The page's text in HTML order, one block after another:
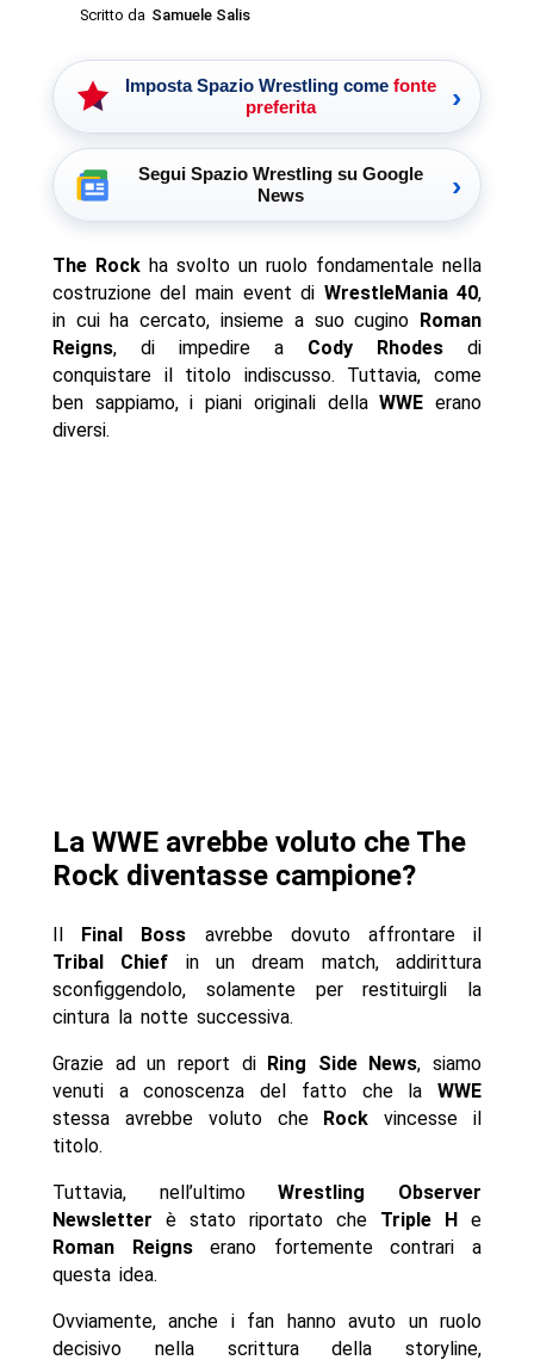
Scritto da Samuele Salis
Imposta Spazio Wrestling come fonte
preferita
›
Segui Spazio Wrestling su Google
News
›
The Rockha svolto un ruolo fondamentale nella
costruzione del main event di WrestleMania 40,
in cui ha cercato, insieme a suo cugino
Roman
Reigns, di impedire a Cody Rhodes di
conquistare il titolo indiscusso. Tuttavia, come
ben sappiamo, i piani originali dellaWWE erano
diversi.
La WWE avrebbe voluto che The
Rock diventasse campione?
Final Boss avrebbe dovuto affrontare il
Tribal Chief in un dream match, addirittura
sconfiggendolo, solamente per restituirgli la
cintura la notte successiva.
Grazie ad un report di Ring Side News, siamo
venuti a conoscenza del fatto che laWWE
stessa avrebbe voluto che
Rock vincesse il
titolo.
Tuttavia, nell’ultimoWrestling Observer
Newsletter è stato riportato che Triple H
e
Roman Reignserano fortemente contrari a
questa idea.
Ovviamente, anche i fan hanno avuto un ruolo
decisivo nella scrittura della storyline,